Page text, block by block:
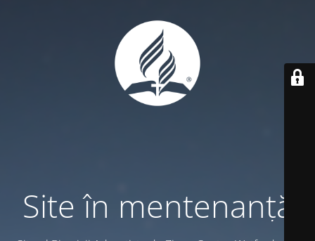
Site în mentenanță